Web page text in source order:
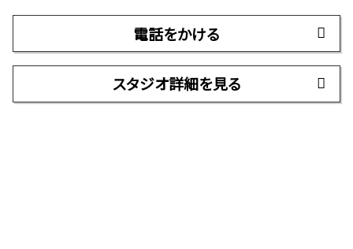
電話をかける
スタジオ詳細を見る